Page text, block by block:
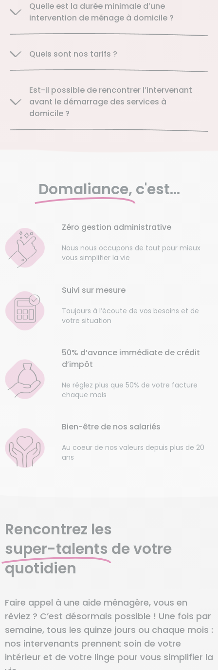
Quelle est la durée minimale d’une
intervention de ménage à domicile ?
Quels sont nos tarifs ?
Est-il possible de rencontrer l’intervenant
avant le démarrage des services à
domicile ?
Domaliance, c'est...
Zéro gestion administrative
Nous nous occupons de tout pour mieux
vous simplifier la vie
Suivi sur mesure
Toujours à l’écoute de vos besoins et de
votre situation
50% d’avance immédiate de crédit
d’impôt
Ne réglez plus que 50% de votre facture
chaque mois
Bien-être de nos salariés
Au coeur de nos valeurs depuis plus de 20
ans
Rencontrez les
super-talents de votre
quotidien
Faire appel à une aide ménagère, vous en
rêviez ? C’est désormais possible ! Une fois par
semaine, tous les quinze jours ou chaque mois :
nos intervenants prennent soin de votre
intérieur et de votre linge pour vous simplifier la